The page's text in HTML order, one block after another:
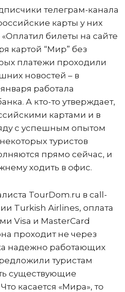
телеграм-канала
карты у них
билеты на сайте
картой “Мир” без
платежи проходили
новостей – в
работала
А кто-то утверждает,
картами и в
с успешным опытом
туристов
прямо сейчас, и
ходить в офис.
TourDom.ru в call-
Turkish Airlines, оплата
Visa и MasterCard
проходит не через
надежно работающих
туристам
существующие
касается «Мира», то